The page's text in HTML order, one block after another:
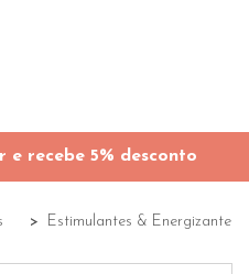
e recebe 5% desconto
Estimulantes & Energizantes